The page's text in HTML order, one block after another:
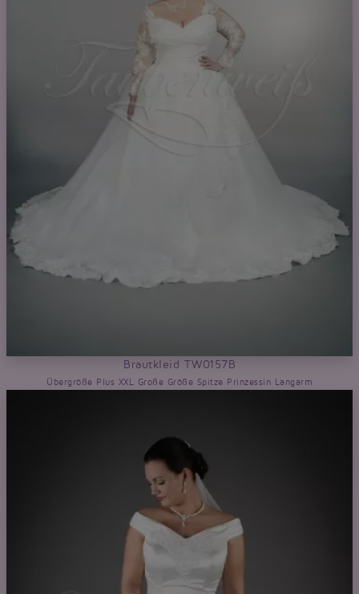
Brautkleid TW0157B
Übergröße Plus XXL Große Größe Spitze Prinzessin Langarm